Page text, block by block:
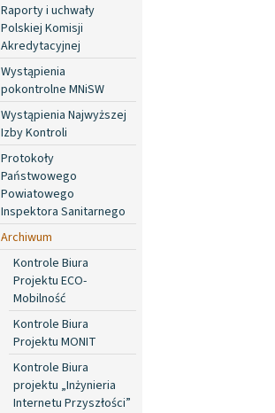
Raporty i uchwały
Polskiej Komisji
Akredytacyjnej
Wystąpienia
pokontrolne MNiSW
Wystąpienia Najwyższej
Izby Kontroli
Protokoły
Państwowego
Powiatowego
Inspektora Sanitarnego
Archiwum
Kontrole Biura
Projektu ECO-
Mobilność
Kontrole Biura
Projektu MONIT
Kontrole Biura
projektu „Inżynieria
Internetu Przyszłości”